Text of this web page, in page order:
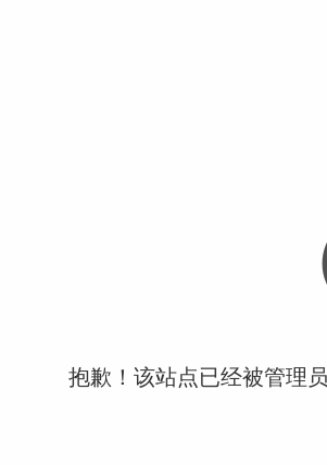
抱歉！该站点已经被管理